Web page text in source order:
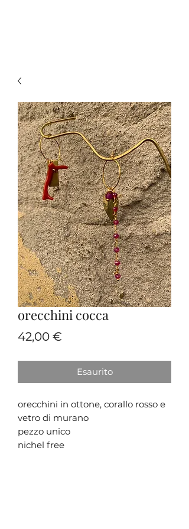
orecchini cocca
42,00 €
Esaurito
orecchini in ottone, corallo rosso e
vetro di murano
pezzo unico
nichel free